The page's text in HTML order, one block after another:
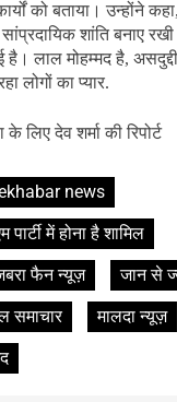
को बताया। उन्होंने
सांप्रदायिक शांति बनाए
है। लाल मोहम्मद है,
लोगों का प्यार.
लिए देव शर्मा की रिपोर्ट
news
में होना है शामिल
फैन न्यूज़
जान से
समाचार
मालदा न्यूज़